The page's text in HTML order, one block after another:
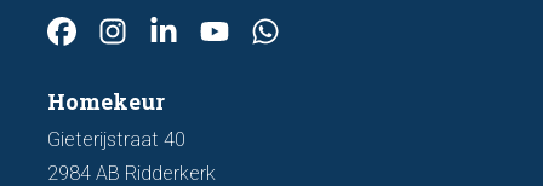
Homekeur
Gieterijstraat 40
2984 AB Ridderkerk